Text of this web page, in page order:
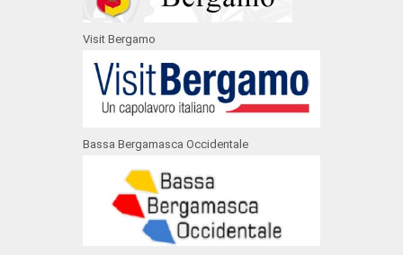
Visit Bergamo
Bassa Bergamasca Occidentale